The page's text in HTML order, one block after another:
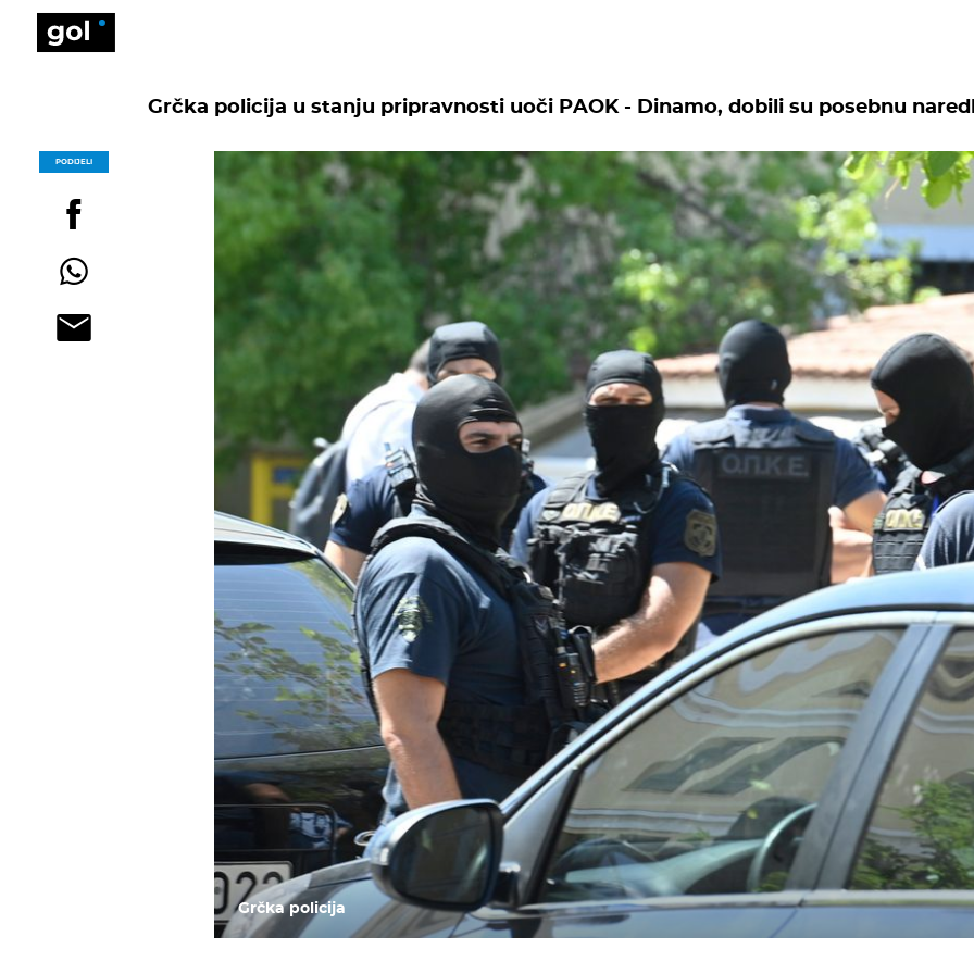
Grčka policija u stanju pripravnosti uoči PAOK - Dinamo, dobili su posebnu
PODIJELI
Grčka policija
POGLEDAJ
TEŽAK PORAZ
Potpuni raspad Dinama u Solunu, PAOK
zabio pet komada i otišao u četvrtfinale
Konferencijske lige
TEŽAK PORAZ
Potpuni raspad Dinama u Solunu,
zabio pet komada i otišao u četvrtfinale
Konferencijske lige